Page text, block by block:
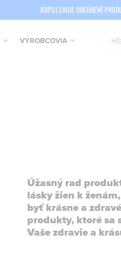
KUPUJ SVOJE OBĽÚBENÉ
VÝROBCOVIA
Úžasný rad
lásky žien k
byť krásne a
produkty, ktoré sa
Vaše zdravie a